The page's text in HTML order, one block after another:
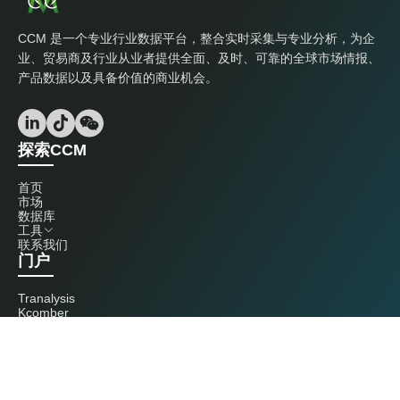
CCM 是一个专业行业数据平台，整合实时采集与专业分析，为企
业、贸易商及行业从业者提供全面、及时、可靠的全球市场情报、
产品数据以及具备价值的商业机会。
探索CCM
首页
市场
数据库
工具
联系我们
门户
Tranalysis
Kcomber